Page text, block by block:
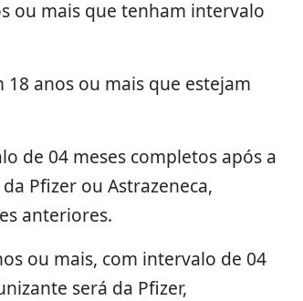
ou mais que tenham intervalo
18 anos ou mais que estejam
de 04 meses completos após a
Pfizer ou Astrazeneca,
anteriores.
ou mais, com intervalo de 04
será da Pfizer,